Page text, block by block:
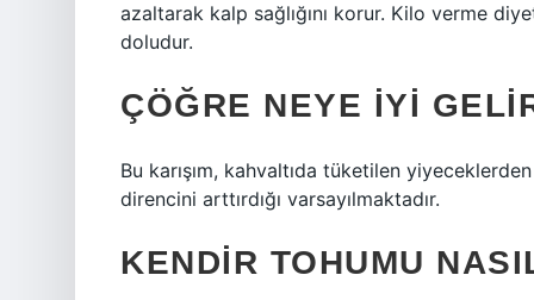
azaltarak kalp sağlığını korur. Kilo verme
doludur.
ÇÖĞRE NEYE IYI
Bu karışım, kahvaltıda tüketilen
direncini arttırdığı varsayılmaktadır.
KENDIR TOHUMU